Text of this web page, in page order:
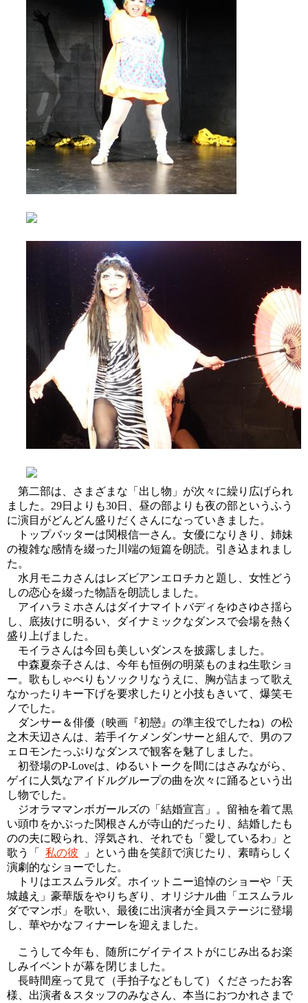
第二部は、さまざまな「出し物」が次々に繰り広げられ
ました。29日よりも30日、昼の部よりも夜の部というふう
に演目がどんどん盛りだくさんになっていきました。
トップバッターは関根信一さん。女優になりきり、姉妹
の複雑な感情を綴った川端の短篇を朗読。引き込まれまし
た。
水月モニカさんはレズビアンエロチカと題し、女性どう
しの恋心を綴った物語を朗読しました。
アイハラミホさんはダイナマイトバディをゆさゆさ揺ら
し、底抜けに明るい、ダイナミックなダンスで会場を熱く
盛り上げました。
モイラさんは今回も美しいダンスを披露しました。
中森夏奈子さんは、今年も恒例の明菜ものまね生歌ショ
ー。歌もしゃべりもソックリなうえに、胸が詰まって歌え
なかったりキー下げを要求したりと小技もきいて、爆笑モ
ノでした。
ダンサー＆俳優（映画『初戀』の準主役でしたね）の松
之木天辺さんは、若手イケメンダンサーと組んで、男のフ
ェロモンたっぷりなダンスで観客を魅了しました。
初登場のP-Loveは、ゆるいトークを間にはさみながら、
ゲイに人気なアイドルグループの曲を次々に踊るという出
し物でした。
ジオラママンボガールズの「結婚宣言」。留袖を着て黒
い頭巾をかぶった関根さんが寺山的だったり、結婚したも
のの夫に殴られ、浮気され、それでも「愛しているわ」と
歌う「
私の彼
」という曲を笑顔で演じたり、素晴らしく
演劇的なショーでした。
トリはエスムラルダ。ホイットニー追悼のショーや「天
城越え」豪華版をやりちぎり、オリジナル曲「エスムラル
ダでマンボ」を歌い、最後に出演者が全員ステージに登場
し、華やかなフィナーレを迎えました。
こうして今年も、随所にゲイテイストがにじみ出るお楽
しみイベントが幕を閉じました。
長時間座って見て（手拍子などもして）くださったお客
様、出演者＆スタッフのみなさん、本当におつかれさまで